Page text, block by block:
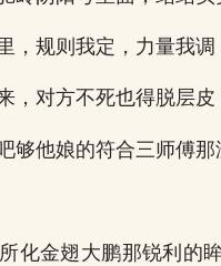
，规则我定，力量我
，对方不死也得脱层皮
够他娘的符合三师傅
化金翅大鹏那锐利的